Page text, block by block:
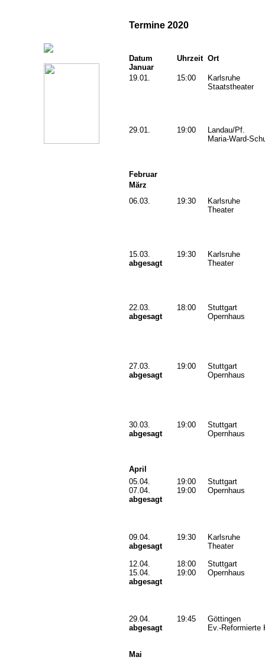
Termine 2020
Datum Uhrzeit Ort
Januar
19.01.
15:00
Karlsruhe
Staatstheater
29.01. 19:00
Landau/Pf.
Maria-Ward-
Februar
März
06.03.
19:30
Karlsruhe
Theater
15.03.
abgesagt
19:30
Karlsruhe
Theater
22.03.
abgesagt
18:00
Stuttgart
Opernhaus
27.03.
abgesagt
19:00
Stuttgart
Opernhaus
30.03.
abgesagt
19:00
Stuttgart
Opernhaus
April
05.04.
07.04.
abgesagt
19:00
19:00
Stuttgart
Opernhaus
09.04.
abgesagt
19:30
Karlsruhe
Theater
12.04.
15.04.
abgesagt
18:00
19:00
Stuttgart
Opernhaus
29.04.
abgesagt
19:45
Göttingen
Ev.-Reformierte
Mai